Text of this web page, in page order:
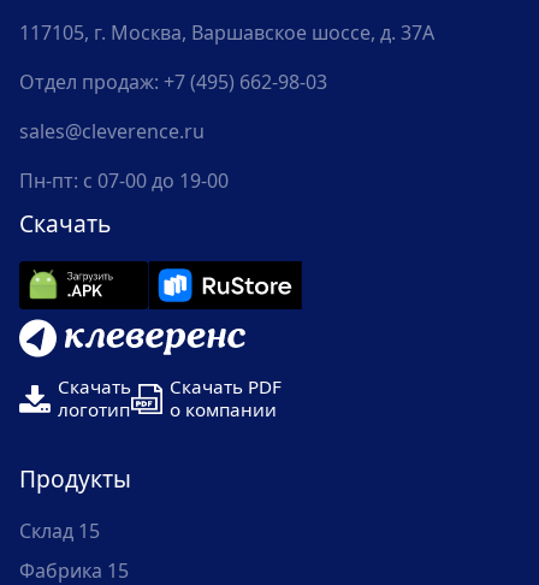
117105, г. Москва, Варшавское шоссе, д. 37А
Отдел продаж: +7 (495) 662-98-03
sales@cleverence.ru
Пн-пт: с 07-00 до 19-00
Скачать
Скачать
логотип
Скачать PDF
о компании
Продукты
Склад 15
Фабрика 15